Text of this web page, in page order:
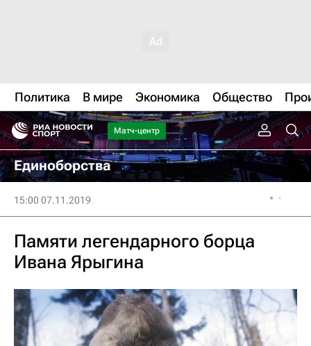
Политика В мире Экономика Общество
Матч-центр
Единоборства
15:00 07.11.2019
Памяти легендарного борца
Ивана Ярыгина